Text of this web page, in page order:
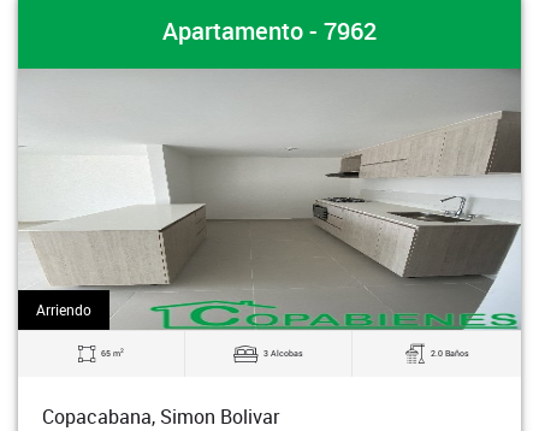
Apartamento - 7962
Arriendo
65 m2 3 Alcobas 2.0 Baños
Copacabana, Simon Bolivar